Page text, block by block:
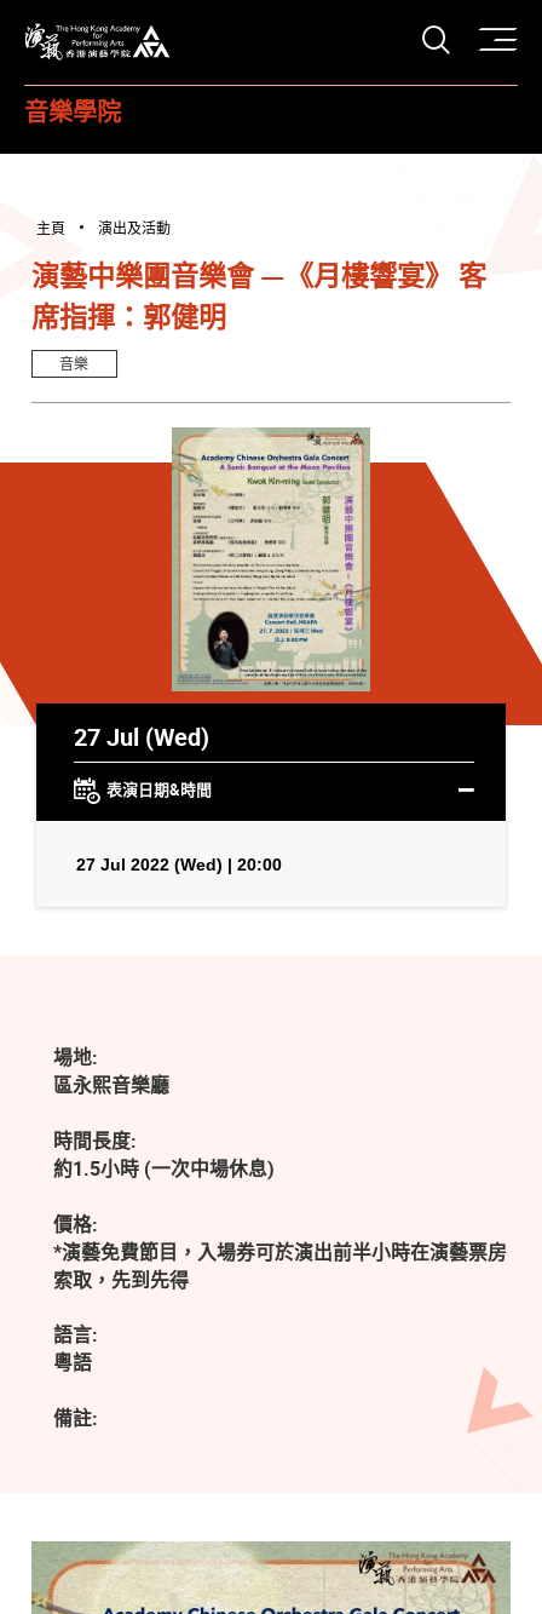
打開
音樂學院
主頁 演出及活動
演藝中樂團音樂會 —《月樓響宴》 客
席指揮：郭健明
音樂
27 Jul (Wed)
表演日期&時間
27 Jul 2022 (Wed) | 20:00
場地:
區永熙音樂廳
時間長度:
約1.5小時 (一次中場休息)
價格:
*演藝免費節目，入場券可於演出前半小時在演藝票房
索取，先到先得
語言:
粵語
備註: